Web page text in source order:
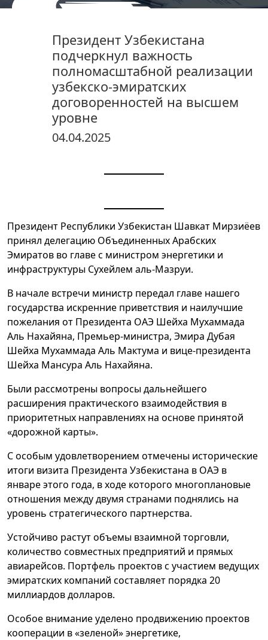
железнодорожной продукции
Президент Узбекистана
подчеркнул важность
полномасштабной реализации
узбекско-эмиратских
договоренностей на высшем
уровне
04.04.2025
Президент Республики Узбекистан Шавкат Мирзиёев
принял делегацию Объединенных Арабских
Эмиратов во главе с министром энергетики и
инфраструктуры Сухейлем аль-Мазруи.
В начале встречи министр передал главе нашего
государства искренние приветствия и наилучшие
пожелания от Президента ОАЭ Шейха Мухаммада
Аль Нахайяна, Премьер-министра, Эмира Дубая
Шейха Мухаммада Аль Мактума и вице-президента
Шейха Мансура Аль Нахайяна.
Были рассмотрены вопросы дальнейшего
расширения практического взаимодействия в
приоритетных направлениях на основе принятой
«дорожной карты».
С особым удовлетворением отмечены исторические
итоги визита Президента Узбекистана в ОАЭ в
январе этого года, в ходе которого многоплановые
отношения между двумя странами поднялись на
уровень стратегического партнерства.
Устойчиво растут объемы взаимной торговли,
количество совместных предприятий и прямых
авиарейсов. Портфель проектов с участием ведущих
эмиратских компаний составляет порядка 20
миллиардов долларов.
Особое внимание уделено продвижению проектов
кооперации в «зеленой» энергетике,